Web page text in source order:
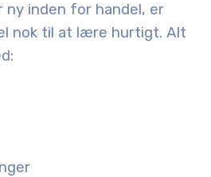
ny inden for handel, er
nok til at lære hurtigt. Alt